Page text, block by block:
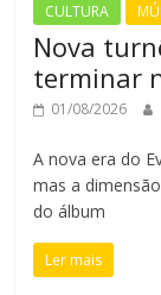
CULTURA
Nova
terminar
01/08/2026
A nova era do
mas a
do álbum
Ler mais